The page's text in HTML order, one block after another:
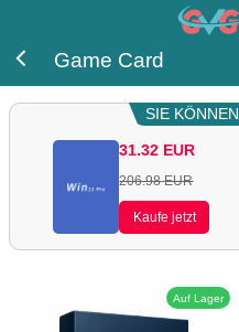
Game Card
SIE
31.32 EUR
206.98 EUR
Kaufe jetzt
Auf Lager